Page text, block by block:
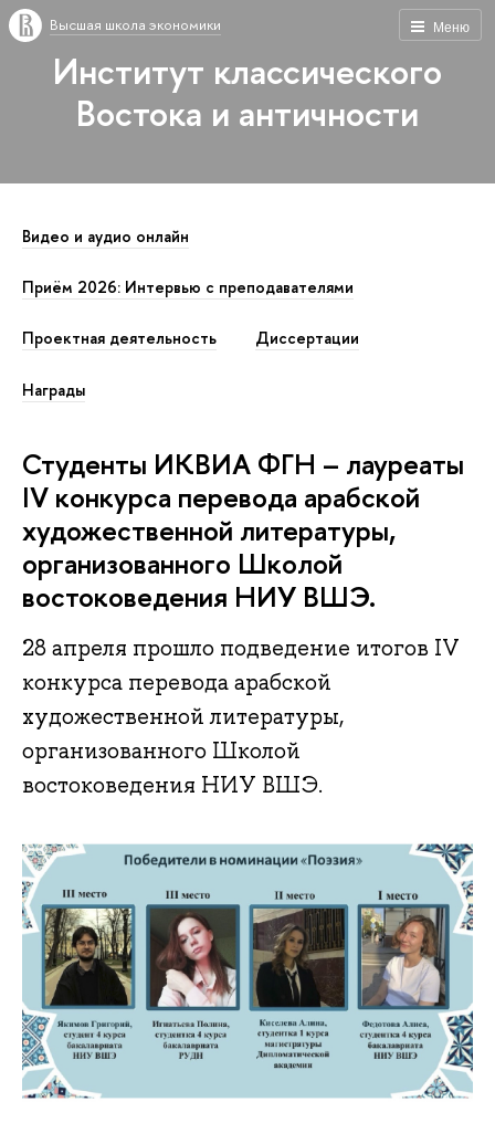
Меню
Высшая школа экономики
Институт классического
Востока и античности
Видео и аудио онлайн
Приём 2026: Интервью с преподавателями
Проектная деятельность Диссертации
Награды
Студенты ИКВИА ФГН – лауреаты
IV конкурса перевода арабской
художественной литературы,
организованного Школой
востоковедения НИУ ВШЭ.
28 апреля прошло подведение итогов IV
конкурса перевода арабской
художественной литературы,
организованного Школой
востоковедения НИУ ВШЭ.